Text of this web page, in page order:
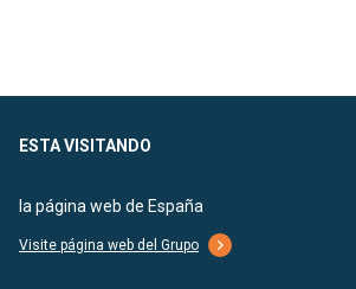
ESTA VISITANDO
la página web de España
Visite página web del Grupo